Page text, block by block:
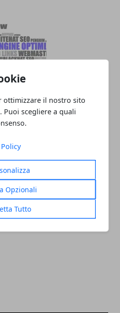
ottimizzare il nostro sito
Puoi scegliere a quali
Opzionali
Tutto
come può migliorare
un gioco per